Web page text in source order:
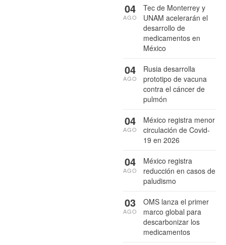
Tec de Monterrey y
UNAM acelerarán el
desarrollo de
medicamentos en
México
04
AGO
Rusia desarrolla
prototipo de vacuna
contra el cáncer de
pulmón
04
AGO
México registra menor
circulación de Covid-
19 en 2026
04
AGO
México registra
reducción en casos de
paludismo
04
AGO
OMS lanza el primer
marco global para
descarbonizar los
medicamentos
03
AGO